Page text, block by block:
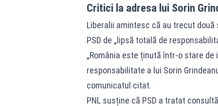
Critici la adresa lui Sorin
Liberalii amintesc că au trecut
PSD de „lipsă totală de
„România este ținută într‑o stare
responsabilitate a lui Sorin
comunicatul citat.
PNL susține că PSD a tratat